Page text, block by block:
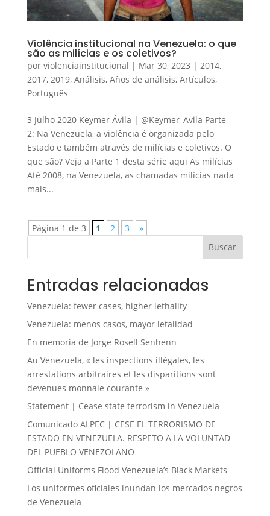
Violência institucional na Venezuela: o que
são as milícias e os coletivos?
por violenciainstitucional | Mar 30, 2023 | 2014,
2017, 2019, Análisis, Años de análisis, Artículos,
Português
3 Julho 2020 Keymer Ávila | @Keymer_Avila Parte
2: Na Venezuela, a violência é organizada pelo
Estado e também através de milícias e coletivos. O
que são? Veja a Parte 1 desta série aqui As milícias
Até 2008, na Venezuela, as chamadas milícias nada
mais...
Página 1 de 3 1 2 3
»
Buscar
Entradas relacionadas
Venezuela: fewer cases, higher lethality
Venezuela: menos casos, mayor letalidad
En memoria de Jorge Rosell Senhenn
Au Venezuela, « les inspections illégales, les
arrestations arbitraires et les disparitions sont
devenues monnaie courante »
Statement | Cease state terrorism in Venezuela
Comunicado ALPEC | CESE EL TERRORISMO DE
ESTADO EN VENEZUELA. RESPETO A LA VOLUNTAD
DEL PUEBLO VENEZOLANO
Official Uniforms Flood Venezuela’s Black Markets
Los uniformes oficiales inundan los mercados negros
de Venezuela